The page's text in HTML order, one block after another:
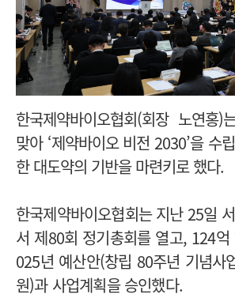
한국제약바이오협회(회장 노연홍
맞아 ‘제약바이오 비전 2030’을 수
한 대도약의 기반을 마련키로 했다.
한국제약바이오협회는 지난 25일
서 제80회 정기총회를 열고, 124
025년 예산안(창립 80주년 기념사
원)과 사업계획을 승인했다.